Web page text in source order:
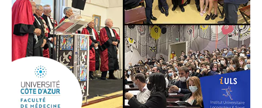
de
la
Main